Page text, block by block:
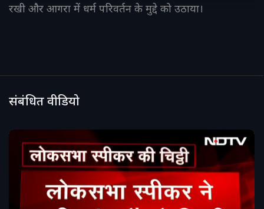
रखी और आगरा में धर्म परिवर्तन के मुद्दे को उठाया।
संबंधित वीडियो